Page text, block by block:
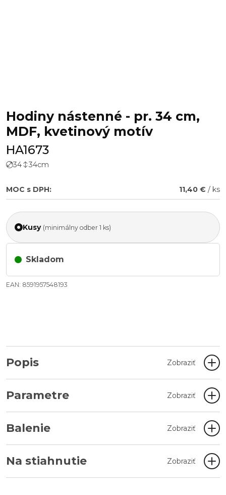
Hodiny nástenné - pr. 34 cm,
MDF, kvetinový motív
HA1673
34 34cm
MOC s DPH: 11,40 € / ks
Kusy (minimálny odber 1 ks)
Skladom
EAN: 8591957548193
Popis Zobraziť
Parametre Zobraziť
Balenie Zobraziť
Na stiahnutie Zobraziť